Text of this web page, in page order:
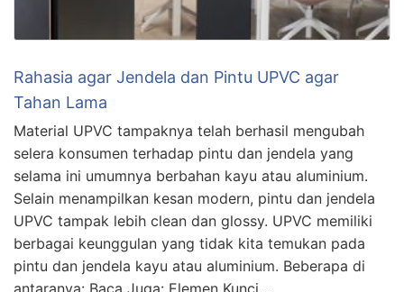
Rahasia agar Jendela dan Pintu UPVC agar
Tahan Lama
Material UPVC tampaknya telah berhasil mengubah
selera konsumen terhadap pintu dan jendela yang
selama ini umumnya berbahan kayu atau aluminium.
Selain menampilkan kesan modern, pintu dan jendela
UPVC tampak lebih clean dan glossy. UPVC memiliki
berbagai keunggulan yang tidak kita temukan pada
pintu dan jendela kayu atau aluminium. Beberapa di